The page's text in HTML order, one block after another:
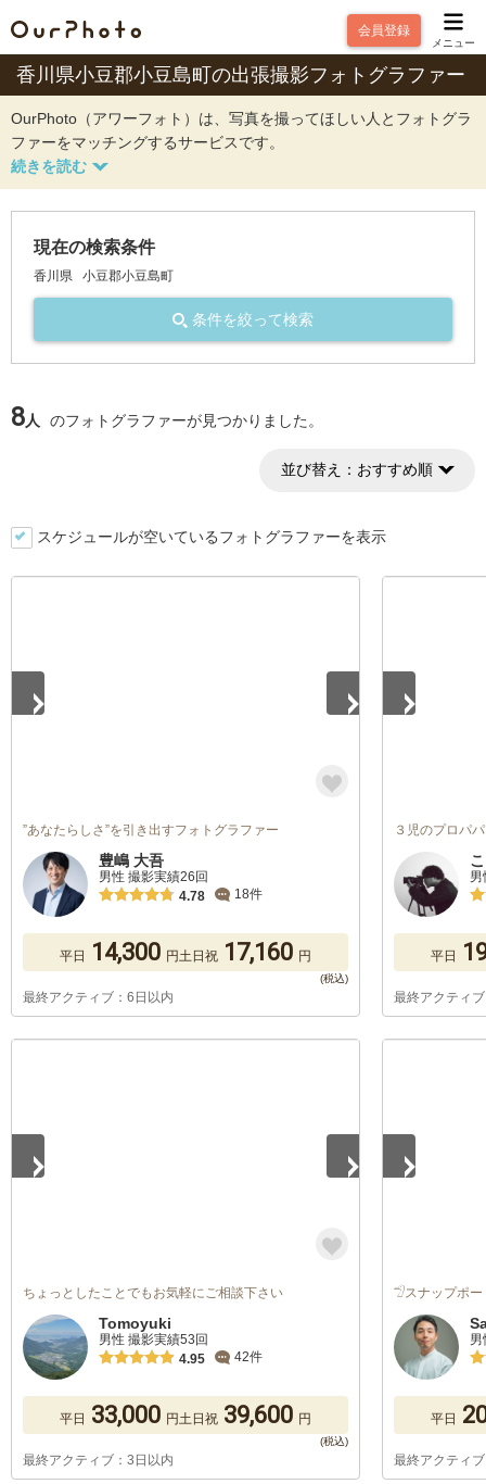
会員登録
メニュー
香川県小豆郡小豆島町の出張撮影フォトグラファー
OurPhoto（アワーフォト）は、写真を撮ってほしい人とフォトグラ
ファーをマッチングするサービスです。
現在の検索条件
香川県 小豆郡小豆島町
条件を絞って検索
8人 のフォトグラファーが見つかりました。
並び替え： おすすめ順
スケジュールが空いているフォトグラファーを表示
”あなたらしさ”を引き出すフォトグラファー
豊嶋 大吾
男性 撮影実績26回
4.78
18件
平日 14,300 円土日祝 17,160 円
最終アクティブ：6日以内
３児のプロパ
平日
最終アクティ
ちょっとしたことでもお気軽にご相談下さい
Tomoyuki
男性 撮影実績53回
4.95
42件
平日 33,000 円土日祝 39,600 円
最終アクティブ：3日以内
𓅿スナップポー
平日
最終アクティ